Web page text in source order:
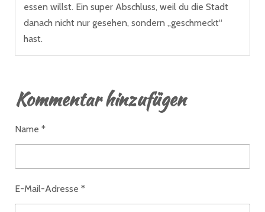
essen willst. Ein super Abschluss, weil du die Stadt
danach nicht nur gesehen, sondern „geschmeckt“
hast.
Kommentar hinzufügen
Name *
E-Mail-Adresse *